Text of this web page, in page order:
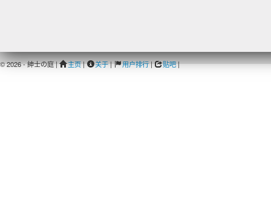
© 2026 - 紳士の庭 | 主页| 关于| 用户排行| 贴吧|